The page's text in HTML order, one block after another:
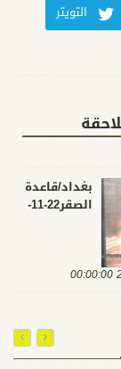
التويتر
بغداد/قاعدة
الصقر22-11-